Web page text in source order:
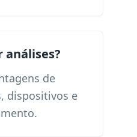
análises?
de
dispositivos e